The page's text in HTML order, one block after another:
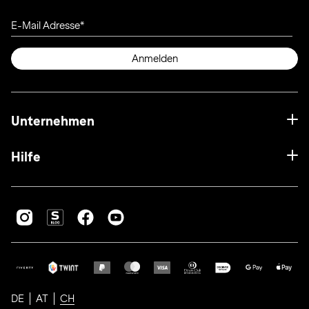
E-Mail Adresse
Anmelden
Unternehmen
Hilfe
DE AT CH